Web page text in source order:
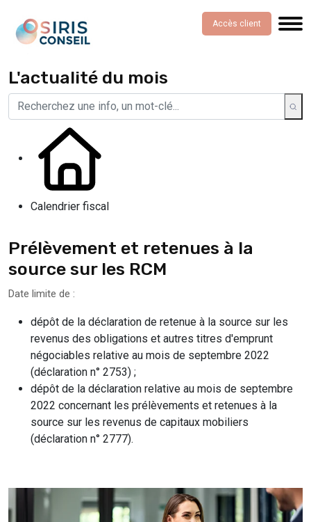
Accès client
L'actualité du mois
Calendrier fiscal
Prélèvement et retenues à la
source sur les RCM
Date limite de :
dépôt de la déclaration de retenue à la source sur les
revenus des obligations et autres titres d'emprunt
négociables relative au mois de septembre 2022
(déclaration n° 2753) ;
dépôt de la déclaration relative au mois de septembre
2022 concernant les prélèvements et retenues à la
source sur les revenus de capitaux mobiliers
(déclaration n° 2777).